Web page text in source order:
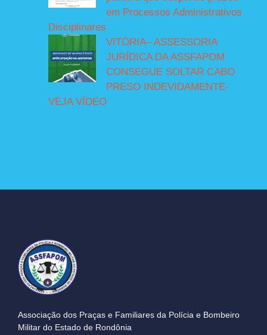
em Processos Administrativos
Disciplinares
VITÓRIA– ASSESSORIA
JURÍDICA DA ASSFAPOM
CONSEGUE SOLTAR CABO
PRESO INDEVIDAMENTE-
VEJA VÍDEO
Associação dos Praças e Familiares da Polícia e Bombeiro
Militar do Estado de Rondônia